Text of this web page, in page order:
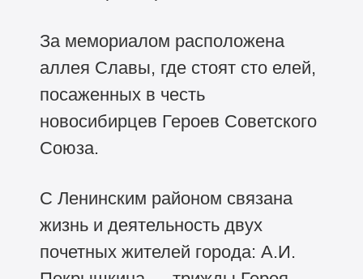
За мемориалом расположена
аллея Славы, где стоят сто елей,
посаженных в честь
новосибирцев Героев Советского
Союза.
С Ленинским районом связана
жизнь и деятельность двух
почетных жителей города: А.И.